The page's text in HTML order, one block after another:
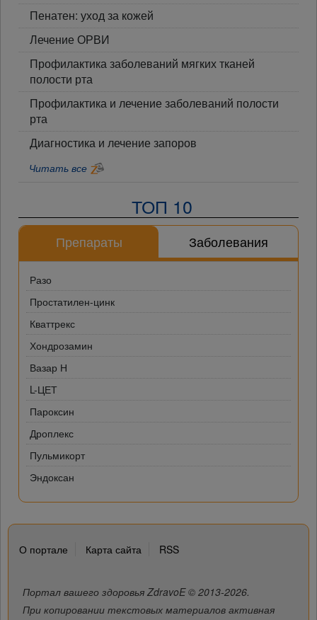
Пенатен: уход за кожей
Лечение ОРВИ
Профилактика заболеваний мягких тканей
полости рта
Профилактика и лечение заболеваний полости
рта
Диагностика и лечение запоров
Читать все
ТОП 10
Препараты Заболевания
Разо
Простатилен-цинк
Кваттрекс
Хондрозамин
Вазар Н
L-ЦЕТ
Пароксин
Дроплекс
Пульмикорт
Эндоксан
О портале Карта сайта RSS
Портал вашего здоровья ZdravoE © 2013-2026.
При копировании текстовых материалов активная